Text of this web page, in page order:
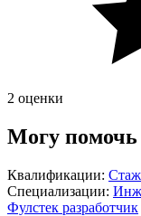
2 оценки
Могу помочь
Квалификации:
Специализации:
Фулстек разработчик